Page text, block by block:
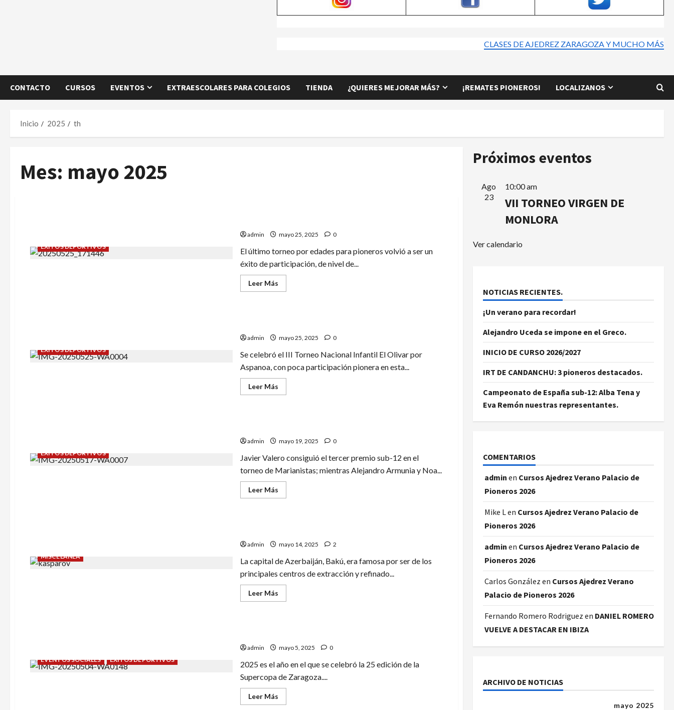
CLASES DE AJEDREZ ZARAGOZA Y MUCHO MÁS
CONTACTO CURSOS EVENTOS EXTRAESCOLARES PARA COLEGIOS TIENDA ¿QUIERES MEJORAR MÁS? ¡REMATES PIONEROS! LOCALIZANOS
Inicio 2025 th
Mes: mayo 2025
ÉXITOS DEPORTIVOS
admin mayo 25, 2025 0
El último torneo por edades para pioneros volvió a ser un
éxito de participación, de nivel de...
Leer MásLeer
más
EDADES
ÉXITOS DEPORTIVOS
admin mayo 25, 2025 0
Se celebró el III Torneo Nacional Infantil El Olivar por
Aspanoa, con poca participación pionera en esta...
Leer MásLeer
más
NUEVO
ÉXITOS DEPORTIVOS
admin mayo 19, 2025 0
Javier Valero consiguió el tercer premio sub-12 en el
torneo de Marianistas; mientras Alejandro Armunia y Noa...
Leer MásLeer
más
MISCELÁNEA
admin mayo 14, 2025 2
La capital de Azerbaiján, Bakú, era famosa por ser de los
principales centros de extracción y refinado...
Leer MásLeer
más
DE
EVENTOS SOCIALES ÉXITOS DEPORTIVOS
admin mayo 5, 2025 0
2025 es el año en el que se celebró la 25 edición de la
Supercopa de Zaragoza....
Leer MásLeer
más
Próximos eventos
Ago
23
10:00 am
VII TORNEO VIRGEN DE
MONLORA
Ver calendario
NOTICIAS RECIENTES.
¡Un verano para recordar!
Alejandro Uceda se impone en el Greco.
INICIO DE CURSO 2026/2027
IRT DE CANDANCHU: 3 pioneros destacados.
Campeonato de España sub-12: Alba Tena y
Eva Remón nuestras representantes.
COMENTARIOS
admin en Cursos Ajedrez Verano Palacio de
Pioneros 2026
Mike Len Cursos Ajedrez Verano Palacio de
Pioneros 2026
admin en Cursos Ajedrez Verano Palacio de
Pioneros 2026
Carlos González en Cursos Ajedrez Verano
Palacio de Pioneros 2026
Fernando Romero Rodriguez en DANIEL ROMERO
VUELVE A DESTACAR EN IBIZA
ARCHIVO DE NOTICIAS
mayo 2025